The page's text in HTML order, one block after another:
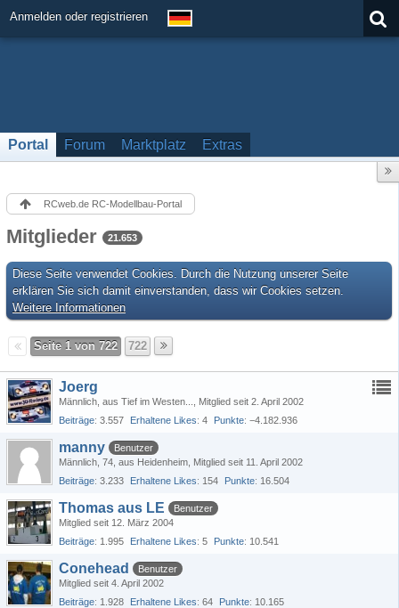
Anmelden oder registrieren
Portal Forum Marktplatz Extras
RCweb.de RC-Modellbau-Portal
Mitglieder 21.653
Diese Seite verwendet Cookies. Durch die Nutzung unserer Seite
erklären Sie sich damit einverstanden, dass wir Cookies setzen.
Weitere Informationen
Seite 1 von 722 722
Joerg
Männlich aus Tief im Westen...
Mitglied seit 2. April 2002
Beiträge 3.557 Erhaltene Likes 4 Punkte −4.182.936
manny
Benutzer
Männlich 74 aus Heidenheim Mitglied seit 11. April 2002
Beiträge 3.233 Erhaltene Likes 154 Punkte 16.504
Thomas aus LE
Benutzer
Mitglied seit 12. März 2004
Beiträge 1.995 Erhaltene Likes 5 Punkte 10.541
Conehead
Benutzer
Mitglied seit 4. April 2002
Beiträge 1.928 Erhaltene Likes 64 Punkte 10.165